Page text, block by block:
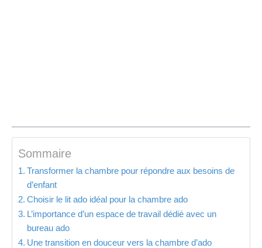
Sommaire
Transformer la chambre pour répondre aux besoins de
d’enfant
Choisir le lit ado idéal pour la chambre ado
L’importance d’un espace de travail dédié avec un
bureau ado
Une transition en douceur vers la chambre d’ado